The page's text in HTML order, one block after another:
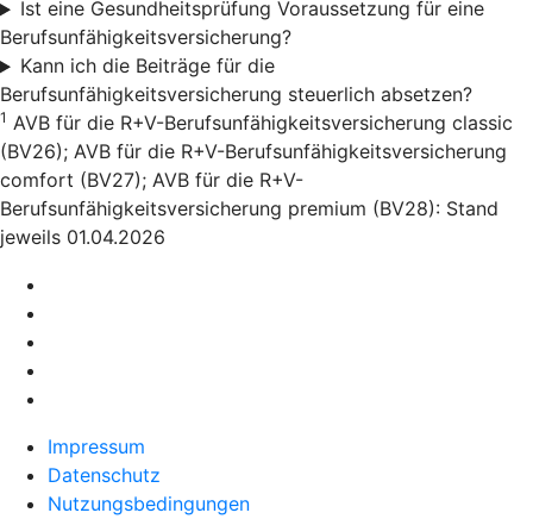
Ist eine Gesundheitsprüfung Voraussetzung für eine
Berufsunfähigkeitsversicherung?
Kann ich die Beiträge für die
Berufsunfähigkeitsversicherung steuerlich absetzen?
1 AVB für die R+V-Berufsunfähigkeitsversicherung classic
(BV26); AVB für die R+V-Berufsunfähigkeitsversicherung
comfort (BV27); AVB für die R+V-
Berufsunfähigkeitsversicherung premium (BV28): Stand
jeweils 01.04.2026
Impressum
Datenschutz
Nutzungsbedingungen